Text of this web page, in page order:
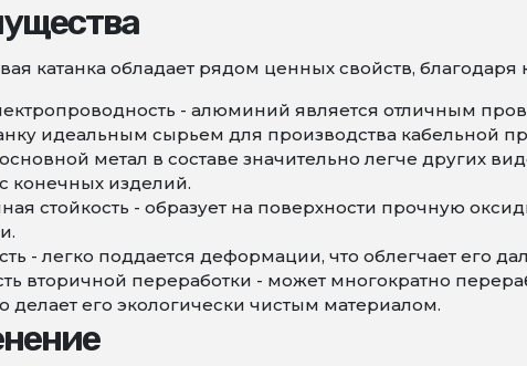
катанка обладает рядом ценных свойств, благодаря
- алюминий является отличным
идеальным сырьем для производства кабельной
метал в составе значительно легче других
конечных изделий.
стойкость - образует на поверхности прочную
- легко поддается деформации, что облегчает его
вторичной переработки - может многократно
делает его экологически чистым материалом.